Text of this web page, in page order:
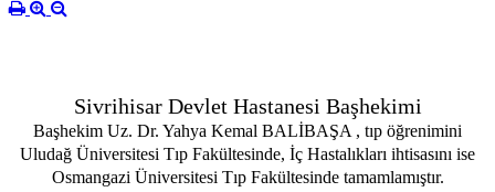
Sivrihisar Devlet Hastanesi Başhekimi
Başhekim Uz. Dr. Yahya Kemal BALİBAŞA , tıp öğrenimini
Uludağ Üniversitesi Tıp Fakültesinde, İç Hastalıkları ihtisasını ise
Osmangazi Üniversitesi Tıp Fakültesinde tamamlamıştır.